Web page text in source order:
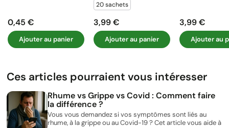
Prix
0,45 €
Ajouter au panier
20 sachets
Prix
3,99 €
Ajouter au panier
Prix
3,99 €
Ajouter au
Ces articles pourraient vous intéresser
Rhume vs Grippe vs Covid : Comment faire
la différence ?
Vous vous demandez si vos symptômes sont liés au
rhume, à la grippe ou au Covid-19 ? Cet article vous aide à